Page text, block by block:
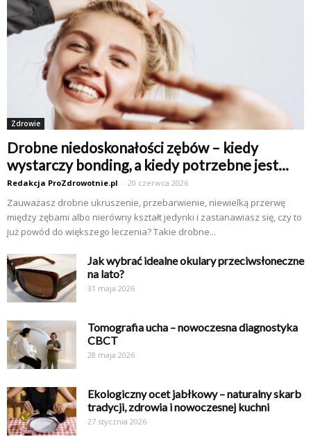
Zdrowie
Drobne niedoskonałości zębów – kiedy
wystarczy bonding, a kiedy potrzebne jest...
Redakcja ProZdrowotnie.pl - 20 czerwca 2026
Zauważasz drobne ukruszenie, przebarwienie, niewielką przerwę
między zębami albo nierówny kształt jedynki i zastanawiasz się, czy to
już powód do większego leczenia? Takie drobne...
Jak wybrać idealne okulary przeciwsłoneczne
na lato?
31 maja 2026
Tomografia ucha – nowoczesna diagnostyka
CBCT
28 maja 2026
Ekologiczny ocet jabłkowy – naturalny skarb
tradycji, zdrowia i nowoczesnej kuchni
27 stycznia 2026